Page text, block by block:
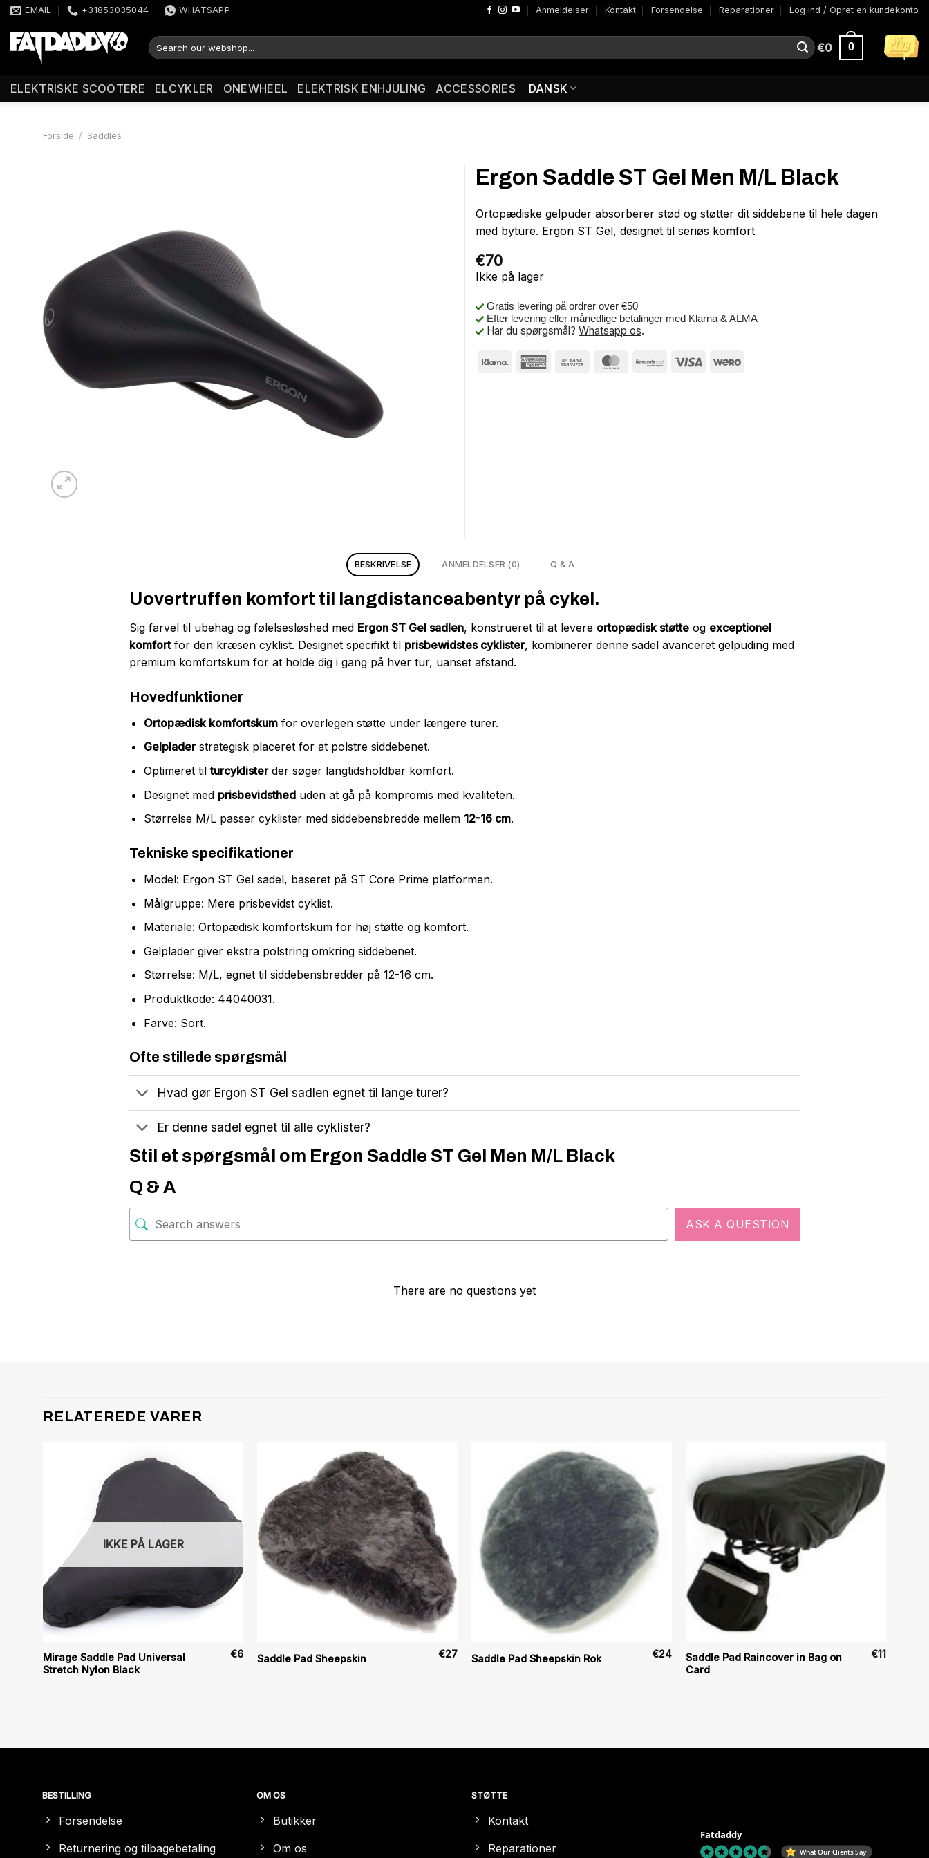
Fortsæt
indhold
EMAIL +31853035044 WHATSAPP Anmeldelser Kontakt Forsendelse Reparationer Log ind / Opret en kundekonto
Søg
efter:
€0 0
ELEKTRISKE SCOOTERE ELCYKLER ONEWHEEL ELEKTRISK ENHJULING ACCESSORIES DANSK
Forside / Saddles
Ergon Saddle ST Gel Men M/L Black
Ortopædiske gelpuder absorberer stød og støtter dit siddebene til hele dagen
med byture. Ergon ST Gel, designet til seriøs komfort
€70
Ikke på lager
Gratis levering på ordrer over €50
Efter levering eller månedlige betalinger med Klarna & ALMA
Har du spørgsmål? Whatsapp os.
BESKRIVELSE ANMELDELSER (0) Q & A
Uovertruffen komfort til langdistanceabentyr på cykel.
Sig farvel til ubehag og følelsesløshed med Ergon ST Gel sadlen, konstrueret til at levere ortopædisk støtte og exceptionel
komfortfor den kræsen cyklist. Designet specifikt til prisbewidstes cyklister, kombinerer denne sadel avanceret gelpuding med
premium komfortskum for at holde dig i gang på hver tur, uanset afstand.
Hovedfunktioner
Ortopædisk komfortskumfor overlegen støtte under længere turer.
Gelpladerstrategisk placeret for at polstre siddebenet.
Optimeret tilturcyklisterder søger langtidsholdbar komfort.
Designet med prisbevidstheduden at gå på kompromis med kvaliteten.
Størrelse M/L passer cyklister med siddebensbredde mellem 12-16 cm.
Tekniske specifikationer
Model: Ergon ST Gel sadel, baseret på ST Core Prime platformen.
Målgruppe: Mere prisbevidst cyklist.
Materiale: Ortopædisk komfortskum for høj støtte og komfort.
Gelplader giver ekstra polstring omkring siddebenet.
Størrelse: M/L, egnet til siddebensbredder på 12-16 cm.
Produktkode: 44040031.
Farve: Sort.
Ofte stillede spørgsmål
Hvad gør Ergon ST Gel sadlen egnet til lange turer?
Er denne sadel egnet til alle cyklister?
Stil et spørgsmål om Ergon Saddle ST Gel Men M/L Black
Q & A
ASK A QUESTION
There are no questions yet
RELATEREDE VARER
IKKE PÅ LAGER
Mirage Saddle Pad Universal
Stretch Nylon Black
€6 Saddle Pad Sheepskin €27 Saddle Pad Sheepskin Rok €24
Saddle Pad Raincover in Bag on
Card
€11
BESTILLING
Forsendelse
Returnering og tilbagebetaling
OM OS
Butikker
Om os
STØTTE
Kontakt
Reparationer
Fatdaddy
What Our Clients Say